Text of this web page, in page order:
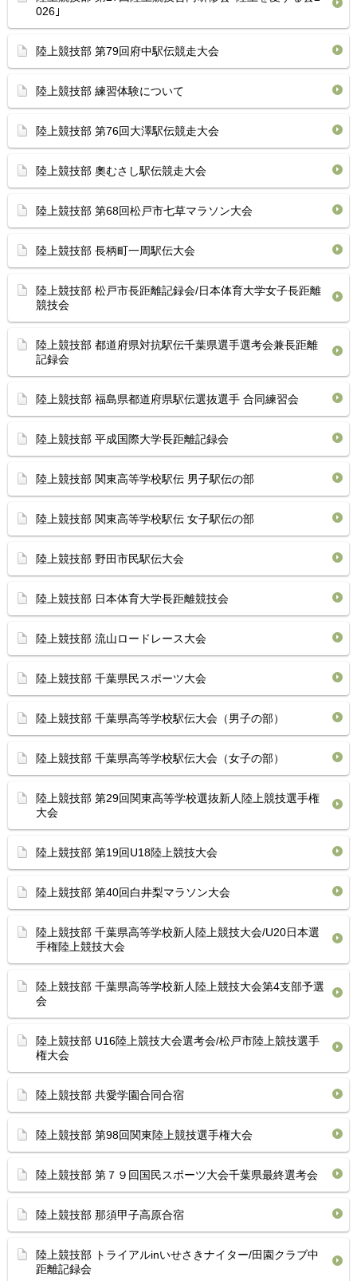
026｣
陸上競技部 第79回府中駅伝競走大会
陸上競技部 練習体験について
陸上競技部 第76回大澤駅伝競走大会
陸上競技部 奧むさし駅伝競走大会
陸上競技部 第68回松戸市七草マラソン大会
陸上競技部 長柄町一周駅伝大会
陸上競技部 松戸市長距離記録会/日本体育大学女子長距離
競技会
陸上競技部 都道府県対抗駅伝千葉県選手選考会兼長距離
記録会
陸上競技部 福島県都道府県駅伝選抜選手 合同練習会
陸上競技部 平成国際大学長距離記録会
陸上競技部 関東高等学校駅伝 男子駅伝の部
陸上競技部 関東高等学校駅伝 女子駅伝の部
陸上競技部 野田市民駅伝大会
陸上競技部 日本体育大学長距離競技会
陸上競技部 流山ロードレース大会
陸上競技部 千葉県民スポーツ大会
陸上競技部 千葉県高等学校駅伝大会（男子の部）
陸上競技部 千葉県高等学校駅伝大会（女子の部）
陸上競技部 第29回関東高等学校選抜新人陸上競技選手権
大会
陸上競技部 第19回U18陸上競技大会
陸上競技部 第40回白井梨マラソン大会
陸上競技部 千葉県高等学校新人陸上競技大会/U20日本選
手権陸上競技大会
陸上競技部 千葉県高等学校新人陸上競技大会第4支部予選
会
陸上競技部 U16陸上競技大会選考会/松戸市陸上競技選手
権大会
陸上競技部 共愛学園合同合宿
陸上競技部 第98回関東陸上競技選手権大会
陸上競技部 第７９回国民スポーツ大会千葉県最終選考会
陸上競技部 那須甲子高原合宿
陸上競技部 トライアルinいせさきナイター/田園クラブ中
距離記録会